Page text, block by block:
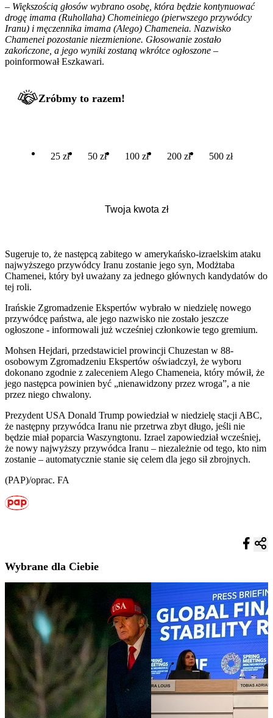
– Większością głosów wybrano osobę, która będzie kontynuować
drogę imama (Ruhollaha) Chomeiniego (pierwszego przywódcy
Iranu) i męczennika imama (Alego) Chameneia. Nazwisko
Chamenei pozostanie niezmienione. Głosowanie zostało
zakończone, a jego wyniki zostaną wkrótce ogłoszone –
poinformował Eszkawari.
Zróbmy to razem!
25 zł 50 zł 100 zł 200 zł 500 zł
Sugeruje to, że następcą zabitego w amerykańsko-izraelskim ataku
najwyższego przywódcy Iranu zostanie jego syn, Modżtaba
Chamenei, który był uważany za jednego głównych kandydatów do
tej roli.
Irańskie Zgromadzenie Ekspertów wybrało w niedzielę nowego
przywódcę państwa, ale jego nazwisko nie zostało jeszcze
ogłoszone - informowali już wcześniej członkowie tego gremium.
Mohsen Hejdari, przedstawiciel prowincji Chuzestan w 88-
osobowym Zgromadzeniu Ekspertów oświadczył, że wyboru
dokonano zgodnie z zaleceniem Alego Chameneia, który mówił, że
jego następca powinien być „nienawidzony przez wroga”, a nie
przez niego chwalony.
Prezydent USA Donald Trump powiedział w niedzielę stacji ABC,
że następny przywódca Iranu nie przetrwa zbyt długo, jeśli nie
będzie miał poparcia Waszyngtonu. Izrael zapowiedział wcześniej,
że nowy najwyższy przywódca Iranu – niezależnie od tego, kto nim
zostanie – automatycznie stanie się celem dla jego sił zbrojnych.
(PAP)/oprac. FA
Wybrane dla Ciebie